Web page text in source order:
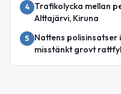
4
Trafikolycka mellan
Alttajärvi, Kiruna
5
Nattens
misstänkt grovt